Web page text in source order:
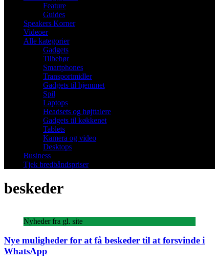
Feature
Guides
Speakers Korner
Videoer
Alle kategorier
Gadgets
Tilbehør
Smartphones
Transportmidler
Gadgets til hjemmet
Spil
Laptops
Headsets og højttalere
Gadgets til køkkenet
Tablets
Kamera og video
Desktops
Business
Tjek bredbåndspriser
beskeder
Nyheder fra gl. site
Nye muligheder for at få beskeder til at forsvinde i
WhatsApp